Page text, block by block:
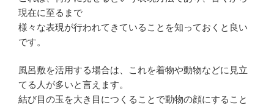
現在に至るまで
様々な表現が行われてきていることを知っておくと良い
です。
風呂敷を活用する場合は、これを着物や動物などに見立
てる人が多いと言えます。
結び目の玉を大き目につくることで動物の顔にすること